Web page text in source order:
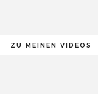
ZU MEINEN VIDEOS